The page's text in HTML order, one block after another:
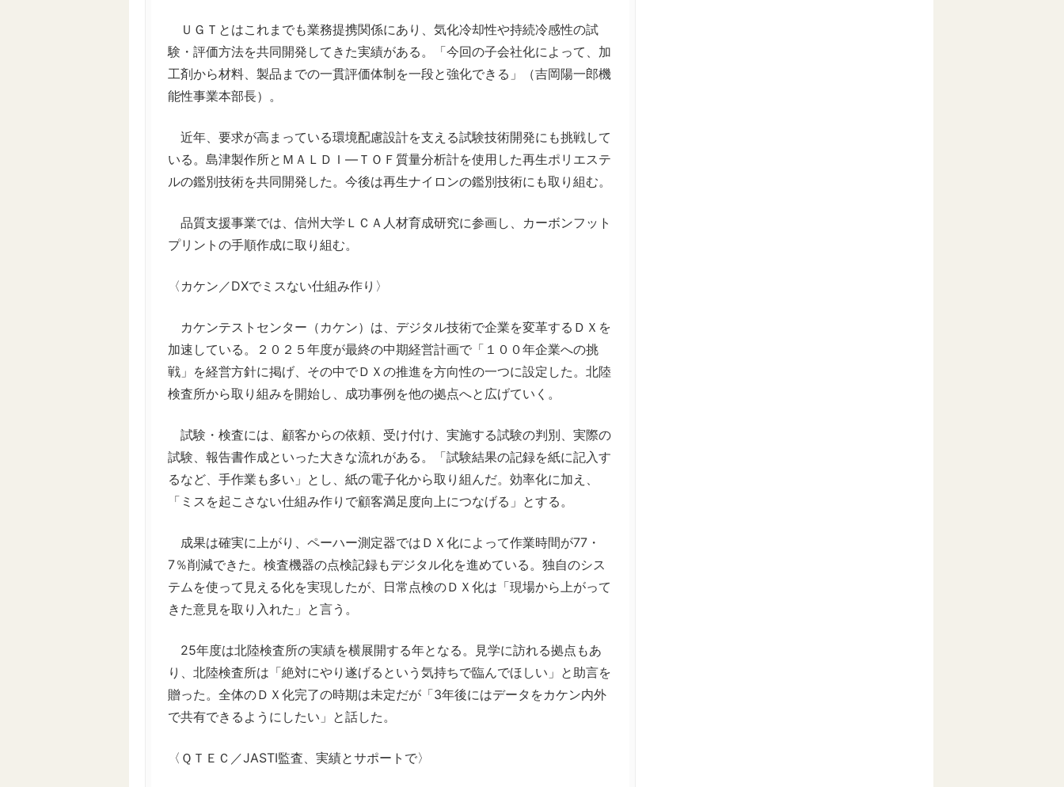
ＵＧＴとはこれまでも業務提携関係にあり、気化冷却性や持続冷感性の試
験・評価方法を共同開発してきた実績がある。「今回の子会社化によって、加
工剤から材料、製品までの一貫評価体制を一段と強化できる」（吉岡陽一郎機
能性事業本部長）。
近年、要求が高まっている環境配慮設計を支える試験技術開発にも挑戦して
いる。島津製作所とＭＡＬＤＩ―ＴＯＦ質量分析計を使用した再生ポリエステ
ルの鑑別技術を共同開発した。今後は再生ナイロンの鑑別技術にも取り組む。
品質支援事業では、信州大学ＬＣＡ人材育成研究に参画し、カーボンフット
プリントの手順作成に取り組む。
〈カケン／DXでミスない仕組み作り〉
カケンテストセンター（カケン）は、デジタル技術で企業を変革するＤＸを
加速している。２０２５年度が最終の中期経営計画で「１００年企業への挑
戦」を経営方針に掲げ、その中でＤＸの推進を方向性の一つに設定した。北陸
検査所から取り組みを開始し、成功事例を他の拠点へと広げていく。
試験・検査には、顧客からの依頼、受け付け、実施する試験の判別、実際の
試験、報告書作成といった大きな流れがある。「試験結果の記録を紙に記入す
るなど、手作業も多い」とし、紙の電子化から取り組んだ。効率化に加え、
「ミスを起こさない仕組み作りで顧客満足度向上につなげる」とする。
成果は確実に上がり、ペーハー測定器ではＤＸ化によって作業時間が77・
7％削減できた。検査機器の点検記録もデジタル化を進めている。独自のシス
テムを使って見える化を実現したが、日常点検のＤＸ化は「現場から上がって
きた意見を取り入れた」と言う。
25年度は北陸検査所の実績を横展開する年となる。見学に訪れる拠点もあ
り、北陸検査所は「絶対にやり遂げるという気持ちで臨んでほしい」と助言を
贈った。全体のＤＸ化完了の時期は未定だが「3年後にはデータをカケン内外
で共有できるようにしたい」と話した。
〈ＱＴＥＣ／JASTI監査、実績とサポートで〉